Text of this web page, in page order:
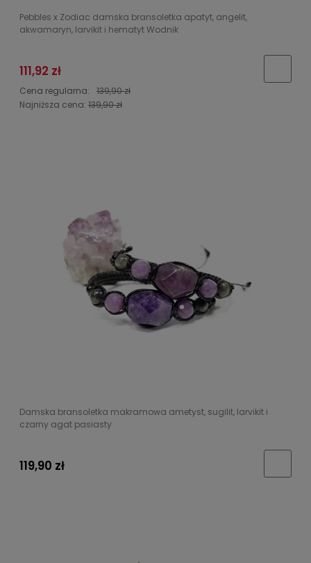
Pebbles x Zodiac damska bransoletka apatyt, angelit,
akwamaryn, larvikit i hematyt Wodnik
111,92 zł
Cena regularna:
139,90 zł
Najniższa cena: 139,90 zł
Damska bransoletka makramowa ametyst, sugilit, larvikit i
czarny agat pasiasty
119,90 zł